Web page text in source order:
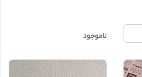
ناموجود